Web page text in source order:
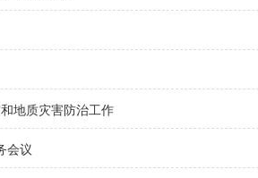
地质灾害防治工作
会议